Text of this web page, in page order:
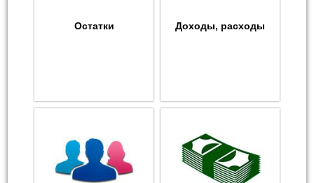
Остатки Доходы, расходы